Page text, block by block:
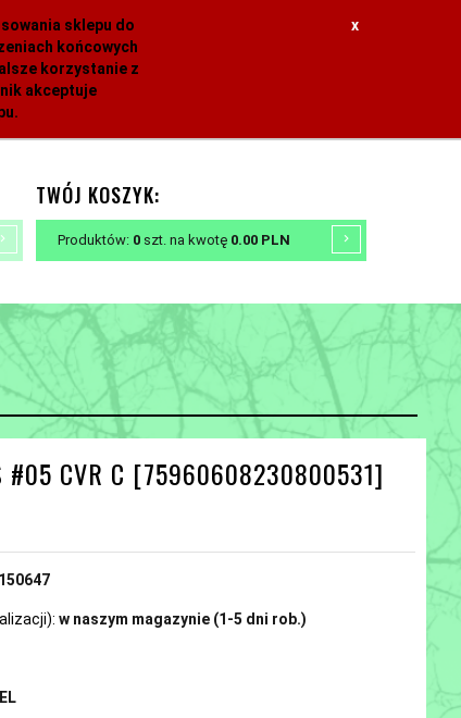
sklepu do
końcowych
korzystanie z
akceptuje
x
TWÓJ KOSZYK:
Produktów: 0 szt.na kwotę 0.00 PLN
#05 CVR C [75960608230800531]
w naszym magazynie (1-5 dni rob.)